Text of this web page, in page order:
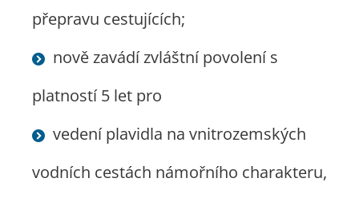
přepravu cestujících;
nově zavádí zvláštní povolení s
platností 5 let pro
vedení plavidla na vnitrozemských
vodních cestách námořního charakteru,